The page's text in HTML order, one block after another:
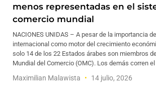
menos representadas en el
comercio mundial
NACIONES UNIDAS – A pesar de la importancia
internacional como motor del crecimiento
solo 14 de los 22 Estados árabes son miembros
Mundial del Comercio (OMC). Los demás corren
Maximilian Malawista 14 julio, 2026